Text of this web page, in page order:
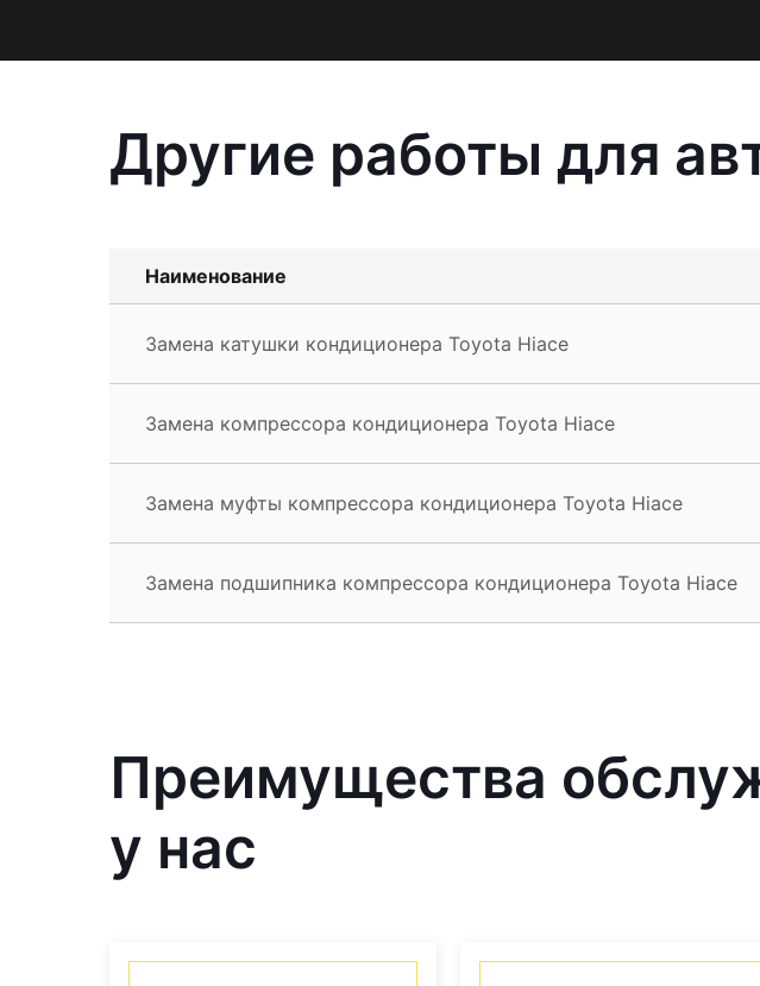
Другие работы для
Наименование
Замена катушки кондиционера Toyota Hiace
Замена компрессора кондиционера Toyota Hiace
Замена муфты компрессора кондиционера Toyota Hiace
Замена подшипника компрессора кондиционера Toyota Hiace
Преимущества
у нас